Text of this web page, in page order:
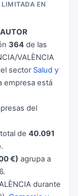
LIMITADA EN
364 de las
VALÈNCIA
sector Salud y
empresa está
del
de 40.091
€) agrupa a
durante